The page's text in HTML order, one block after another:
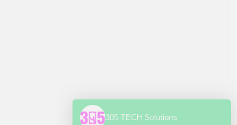
305-TECH Solutions